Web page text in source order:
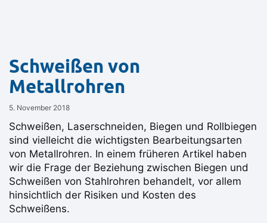
Schweißen von
Metallrohren
5. November 2018
Schweißen, Laserschneiden, Biegen und Rollbiegen
sind vielleicht die wichtigsten Bearbeitungsarten
von Metallrohren. In einem früheren Artikel haben
wir die Frage der Beziehung zwischen Biegen und
Schweißen von Stahlrohren behandelt, vor allem
hinsichtlich der Risiken und Kosten des
Schweißens.